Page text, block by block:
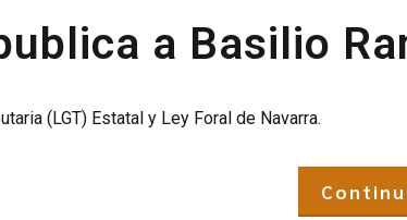
a Basilio
(LGT) Estatal y Ley Foral de Navarra.